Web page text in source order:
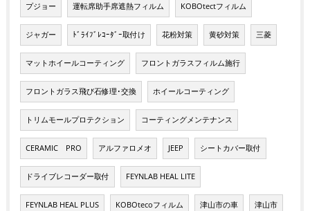
プジョー 運転席助手席遮熱フィルム KOBOtectフィルム
ジャガー ﾄﾞﾗｲﾌﾞﾚｺｰﾀﾞｰ取付け 花粉対策 黄砂対策 三菱
マットホイールコーティング フロントガラスフィルム施行
フロントガラス飛び石修理･交換 ホイールコーティング
トリムモールプロテクション コーティングメンテナンス
CERAMIC PRO アルファロメオ JEEP シートカバー取付
ドライブレコーダー取付 FEYNLAB HEAL LITE
FEYNLAB HEAL PLUS KOBOtecoフィルム 津山市の車 津山市